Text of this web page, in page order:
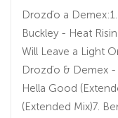
Drozďo a
Buckley - Heat
Will Leave a Light
Drozďo & Demex -
Hella Good
(Extended Mix)7.